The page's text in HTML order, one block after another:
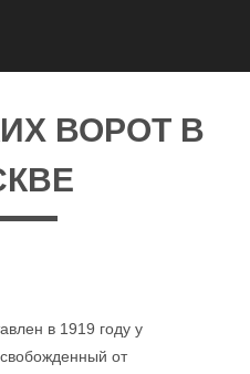
ВОРОТ В
в 1919 году у
от